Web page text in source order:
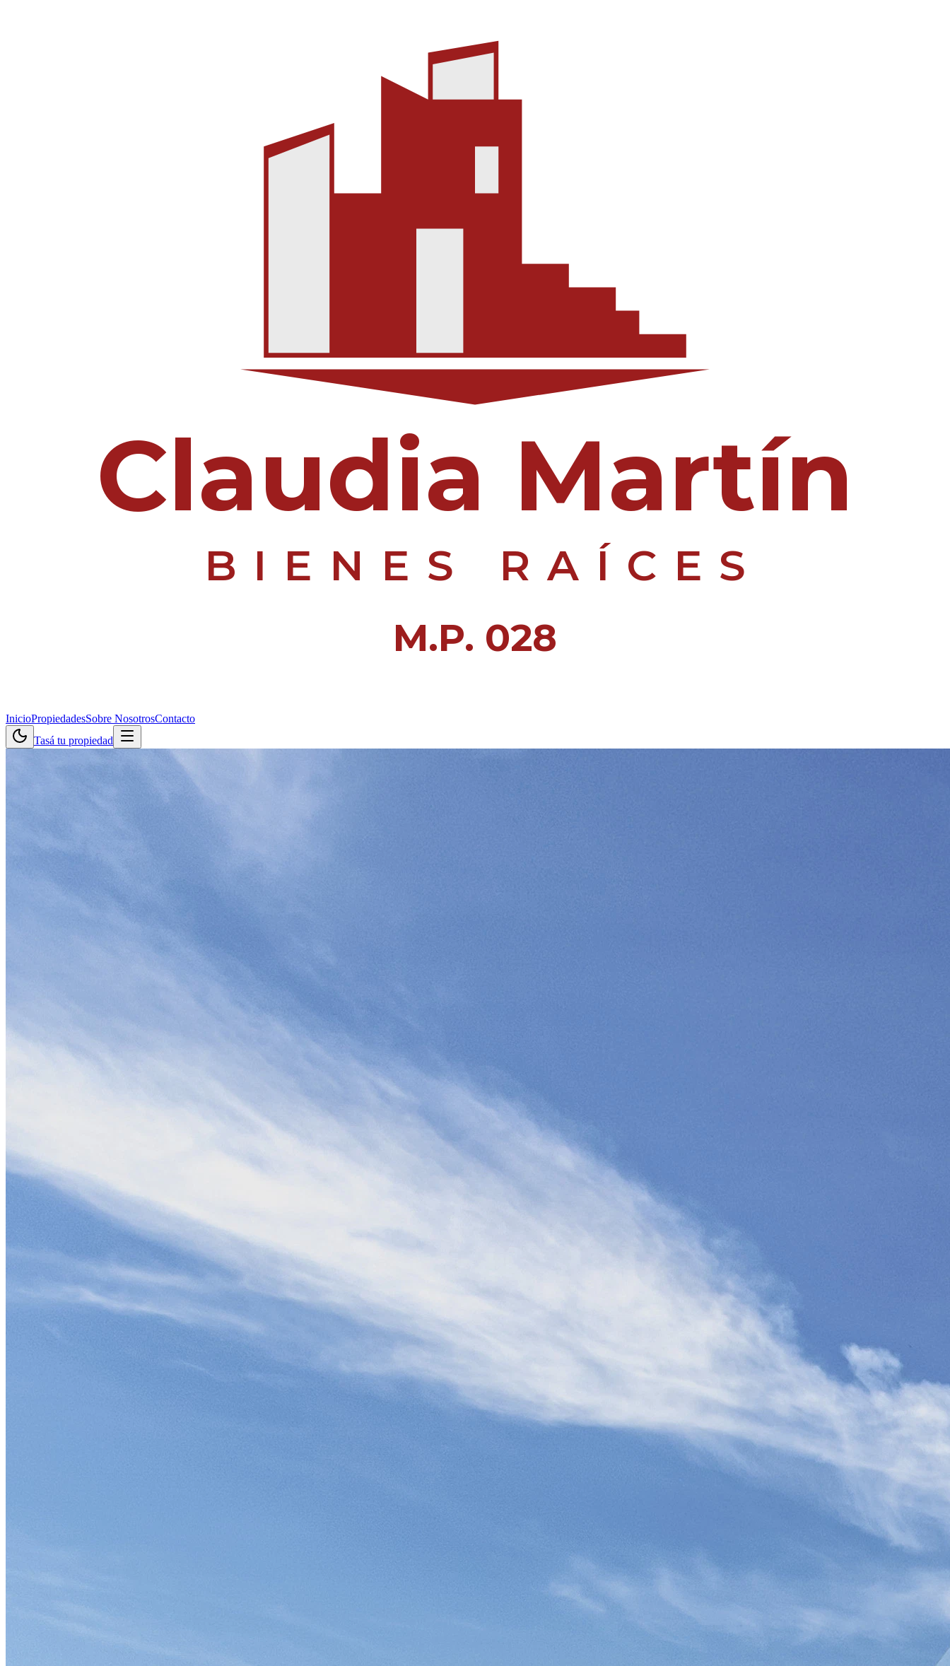
Claudia Martín
BIENES RAÍCES
M.P. 028
InicioPropiedadesSobre NosotrosContacto
Tasá tu propiedad